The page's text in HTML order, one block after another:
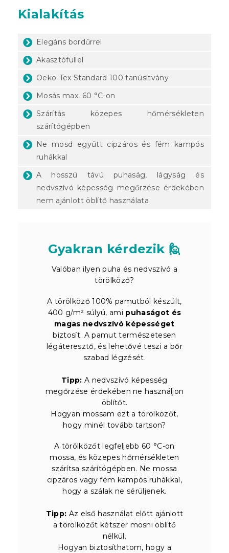
Kialakítás
Elegáns bordűrrel
Akasztófüllel
Oeko-Tex Standard 100 tanúsítvány
Mosás max. 60 °C-on
Szárítás közepes hőmérsékleten
szárítógépben
Ne mosd együtt cipzáros és fém kampós
ruhákkal
A hosszú távú puhaság, lágyság és
nedvszívó képesség megőrzése érdekében
nem ajánlott öblítő használata
Gyakran kérdezik 🙋
Valóban ilyen puha és nedvszívó a
törölköző?
A törölköző 100% pamutból készült,
400 g/m² súlyú, ami puhaságot és
magas nedvszívó képességet
biztosít. A pamut természetesen
légáteresztő, és lehetővé teszi a bőr
szabad légzését.
Tipp: A nedvszívó képesség
megőrzése érdekében ne használjon
öblítőt.
Hogyan mossam ezt a törölközőt,
hogy minél tovább tartson?
A törölközőt legfeljebb 60 °C-on
mossa, és közepes hőmérsékleten
szárítsa szárítógépben. Ne mossa
cipzáros vagy fém kampós ruhákkal,
hogy a szálak ne sérüljenek.
Tipp: Az első használat előtt ajánlott
a törölközőt kétszer mosni öblítő
nélkül.
Hogyan biztosíthatom, hogy a